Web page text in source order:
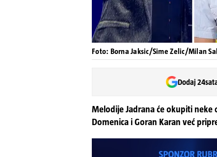
Foto: Borna Jaksic/Sime Zelic/Milan
Dodaj
Melodije Jadrana će okupiti neke
Domenica i Goran Karan već